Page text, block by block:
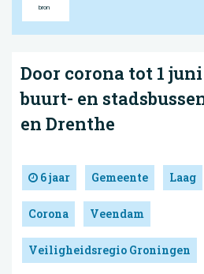
Door corona tot 1 juni
buurt- en
en Drenthe
6 jaar Gemeente Laag
Corona Veendam
Veiligheidsregio Groningen